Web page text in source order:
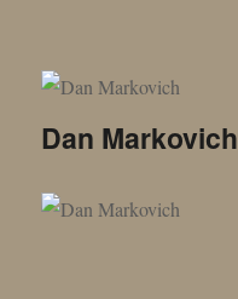
Dan Markovich